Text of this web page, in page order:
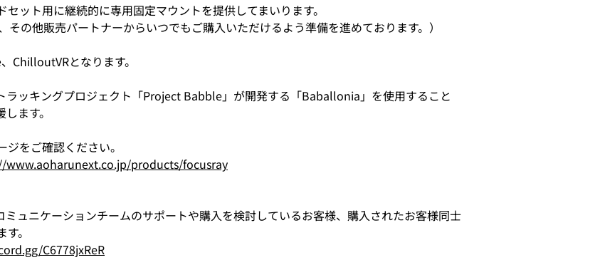
ット用に継続的に専用固定マウントを提供してまいります。
その他販売パートナーからいつでもご購入いただけるよう準備を進めております。）
ChilloutVRとなります。
ラッキングプロジェクト「Project Babble」が開発する「Baballonia」を使用すること
ます。
をご確認ください。
www.aoharunext.co.jp/products/focusray
ュニケーションチームのサポートや購入を検討しているお客様、購入されたお客様同士
。
C6778jxReR